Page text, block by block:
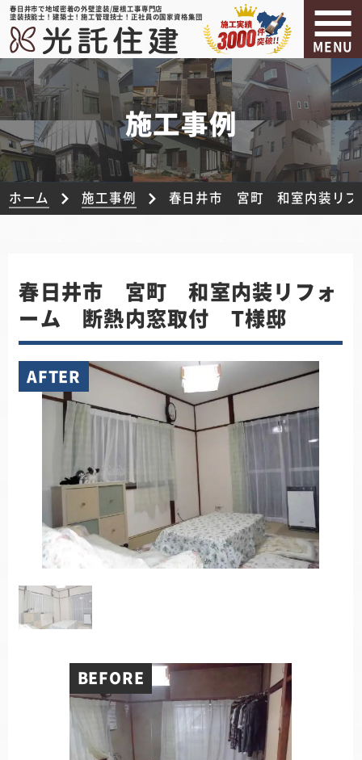
春日井市で地域密着の外壁塗装/屋根工事専門店
塗装技能士！建築士！施工管理技士！正社員の国家資格集団
MENU
施工事例
ホーム 施工事例 春日井市 宮町 和室内装リ
春日井市 宮町 和室内装リフォ
ーム 断熱内窓取付 T様邸